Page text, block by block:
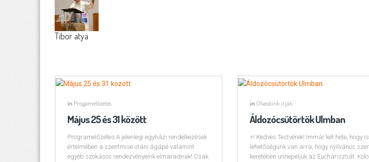
Tibor atya
in Progamelőzetes
Május 25 és 31 között
Programelőzetes A jelenlegi egyházi rendelkezések
értelmében a szentmise utáni ágápé valamint
egyéb szokásos rendezvényeink elmaradnak! Csak
in Olvasóink írják
Áldozócsütörtök Ulmban
+! Kedves Testvérek! Immár két hete, hogy
lehetőségünk van arra, hogy nyilvános
keretében ünnepeljük az Eucharisztiát.